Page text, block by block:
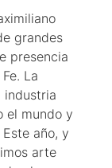
grandes
presencia
La
industria
el mundo y
año, y
arte